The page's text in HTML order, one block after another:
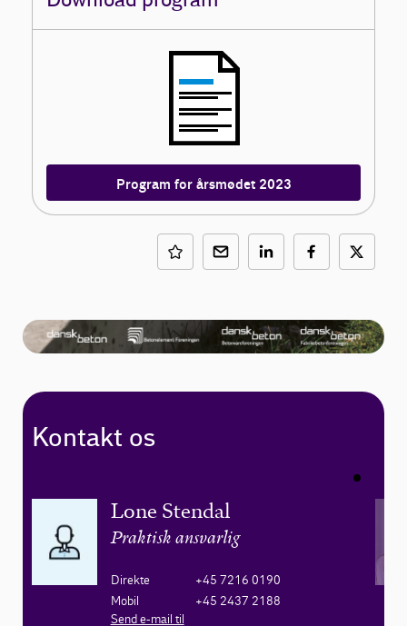
Program for årsmødet 2023
Kontakt os
Lone Stendal
Praktisk ansvarlig
Direkte
+45 7216 0190
Mobil
+45 2437 2188
Send e-mail til